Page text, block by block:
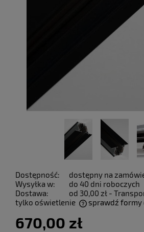
Dostępność:
dostępny na
Wysyłka w:
do 40 dni roboczych
Dostawa:
od 30,00 zł -
tylko oświetlenie
sprawdź formy
670,00 zł